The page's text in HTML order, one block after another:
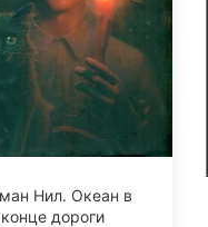
Нил. Океан в
конце дороги